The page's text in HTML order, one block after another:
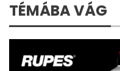
TÉMÁBA VÁG